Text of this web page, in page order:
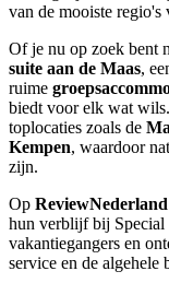
van de mooiste regio's
Of je nu op zoek bent
suite aan de Maas,
ruime
biedt voor elk wat
toplocaties zoals de
Kempen, waardoor
zijn.
Op ReviewNederland
hun verblijf bij Special
vakantiegangers en
service en de algehele